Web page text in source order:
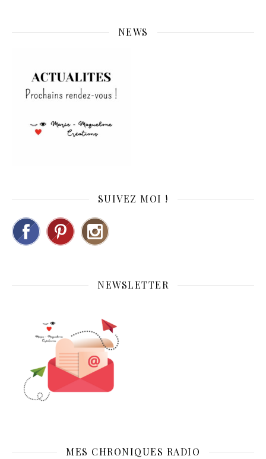
NEWS
SUIVEZ MOI !
NEWSLETTER
MES CHRONIQUES RADIO